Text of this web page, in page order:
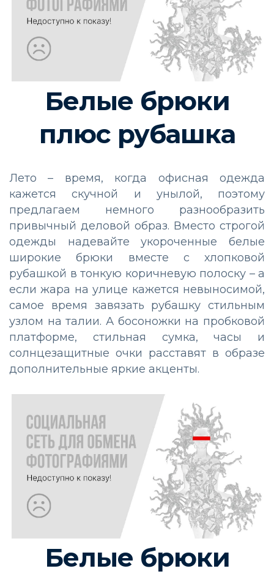
Белые брюки
плюс рубашка
Лето – время, когда офисная одежда
кажется скучной и унылой, поэтому
предлагаем немного разнообразить
привычный деловой образ. Вместо строгой
одежды надевайте укороченные белые
широкие брюки вместе с хлопковой
рубашкой в тонкую коричневую полоску – а
если жара на улице кажется невыносимой,
самое время завязать рубашку стильным
узлом на талии. А босоножки на пробковой
платформе, стильная сумка, часы и
солнцезащитные очки расставят в образе
дополнительные яркие акценты.
Белые брюки